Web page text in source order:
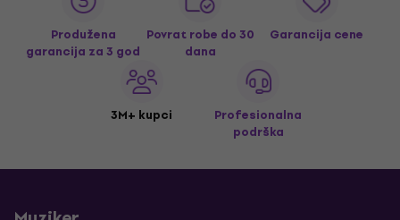
Produžena
garancija za 3 god
Povrat robe do 30
dana
Garancija cene
3M+ kupci
Profesionalna
podrška